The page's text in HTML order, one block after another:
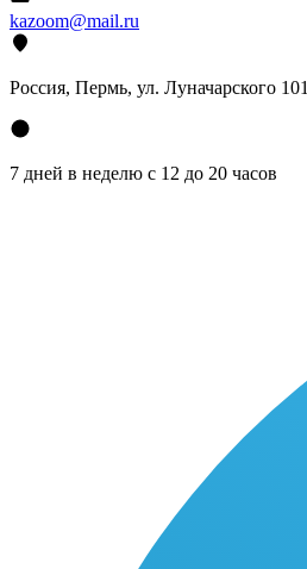
kazoom@mail.ru
Россия, Пермь, ул. Луначарского 101
7 дней в неделю с 12 до 20 часов